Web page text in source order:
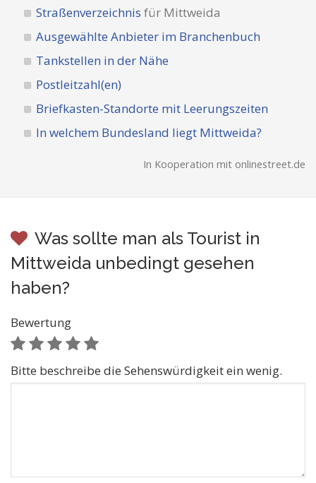
Straßenverzeichnis für Mittweida
Ausgewählte Anbieter im Branchenbuch
Tankstellen in der Nähe
Postleitzahl(en)
Briefkasten-Standorte mit Leerungszeiten
In welchem Bundesland liegt Mittweida?
In Kooperation mit onlinestreet.de
Was sollte man als Tourist in
Mittweida unbedingt gesehen
haben?
Bewertung
Bitte beschreibe die Sehenswürdigkeit ein wenig.